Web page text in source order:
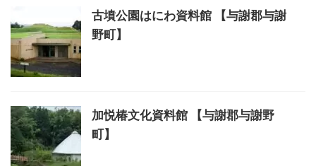
古墳公園はにわ資料館 【与謝郡与謝
野町】
加悦椿文化資料館 【与謝郡与謝野
町】